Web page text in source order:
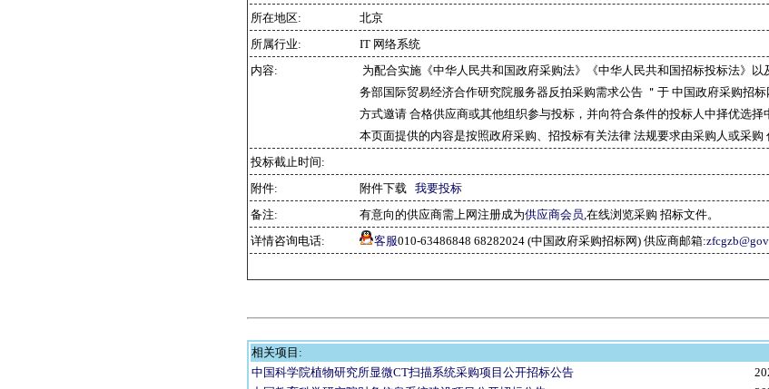
所在地区:
北京
所属行业:
IT 网络系统
内容:
为配合实施《中华人民共和国政府采购法》《中华人民共和国招标投标法》
务部国际贸易经济合作研究院服务器反拍采购需求公告 ＂于 中国政府采购招
方式邀请 合格供应商或其他组织参与投标，并向符合条件的投标人中择优选择
本页面提供的内容是按照政府采购、招投标有关法律 法规要求由采购人或采购
投标截止时间:
附件:
附件下载 我要投标
备注:
有意向的供应商需上网注册成为供应商会员,在线浏览采购 招标文件。
详情咨询电话:
客服010-63486848 68282024 (中国政府采购招标网) 供应商邮箱:
相关项目:
中国科学院植物研究所显微CT扫描系统采购项目公开招标公告